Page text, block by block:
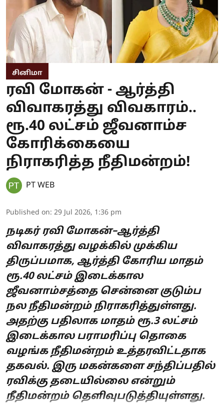
சினிமா
ரவி மோகன் - ஆர்த்தி
விவாகரத்து விவகாரம்..
ரூ.40 லட்சம் ஜீவனாம்ச
கோரிக்கையை
நிராகரித்த நீதிமன்றம்!
PT WEB
Published on: 29 Jul 2026, 1:36 pm
நடிகர் ரவி மோகன்–ஆர்த்தி
விவாகரத்து வழக்கில் முக்கிய
திருப்பமாக, ஆர்த்தி கோரிய மாதம்
ரூ.40 லட்சம் இடைக்கால
ஜீவனாம்சத்தை சென்னை குடும்ப
நல நீதிமன்றம் நிராகரித்துள்ளது.
அதற்கு பதிலாக மாதம் ரூ.3 லட்சம்
இடைக்கால பராமரிப்பு தொகை
வழங்க நீதிமன்றம் உத்தரவிட்டதாக
தகவல். இரு மகன்களை சந்திப்பதில்
ரவிக்கு தடையில்லை என்றும்
நீதிமன்றம் தெளிவுபடுத்தியுள்ளது.